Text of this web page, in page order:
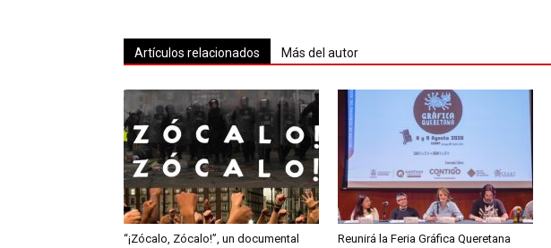
Artículos relacionados Más del autor
“¡Zócalo, Zócalo!”, un documental
Reunirá la Feria Gráfica Queretana